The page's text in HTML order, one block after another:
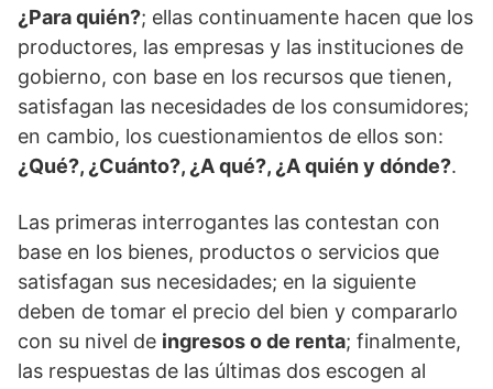
¿Para quién?; ellas continuamente hacen que los
productores, las empresas y las instituciones de
gobierno, con base en los recursos que tienen,
satisfagan las necesidades de los consumidores;
en cambio, los cuestionamientos de ellos son:
¿Qué?, ¿Cuánto?, ¿A qué?, ¿A quién y dónde?.
Las primeras interrogantes las contestan con
base en los bienes, productos o servicios que
satisfagan sus necesidades; en la siguiente
deben de tomar el precio del bien y compararlo
con su nivel de ingresos o de renta; finalmente,
las respuestas de las últimas dos escogen al